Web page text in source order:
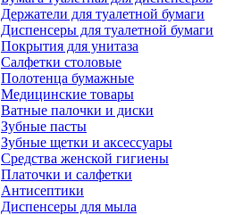
Держатели для туалетной бумаги
Диспенсеры для туалетной бумаги
Покрытия для унитаза
Салфетки столовые
Полотенца бумажные
Медицинские товары
Ватные палочки и диски
Зубные пасты
Зубные щетки и аксессуары
Средства женской гигиены
Платочки и салфетки
Антисептики
Диспенсеры для мыла